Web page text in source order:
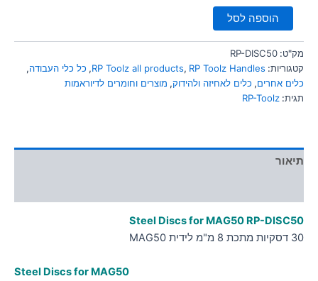
הוספה לסל
מק"ט: RP-DISC50
קטגוריות:
RP Toolz all products, RP Toolz Handles
, כל כלי העבודה,
כלים אחרים, כלים לאחיזה ולהידוק, מוצרים וחומרים לדיוראמות
תגית: RP-Toolz
תיאור
Steel Discs for MAG50 RP-DISC50
30 דסקיות מתכת 8 מ"מ לידית MAG50
Steel Discs for MAG50